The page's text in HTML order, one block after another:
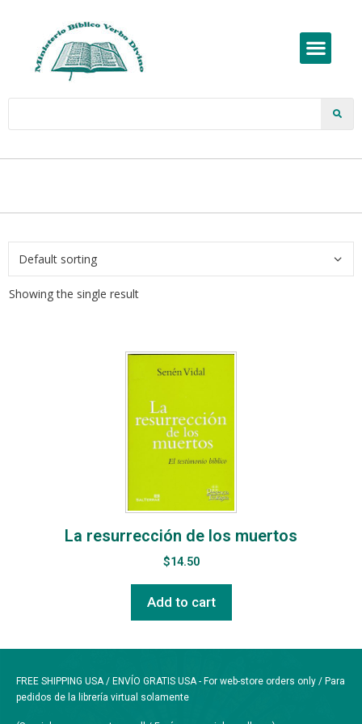
Showing the single result
La resurrección de los muertos
$14.50
Add to cart
FREE SHIPPING USA / ENVÍO GRATIS USA - For web-store orders only / Para
pedidos de la librería virtual solamente